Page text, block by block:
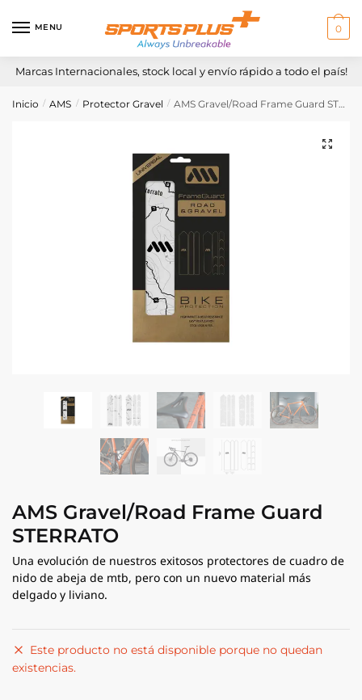
MENU 0
Marcas Internacionales, stock local y envío rápido a todo el país!
Inicio / AMS / Protector Gravel / AMS Gravel/Road Frame Guard STERRATO
AMS Gravel/Road Frame Guard
STERRATO
Una evolución de nuestros exitosos protectores de cuadro de
nido de abeja de mtb, pero con un nuevo material más
delgado y liviano.
Este producto no está disponible porque no quedan
existencias.